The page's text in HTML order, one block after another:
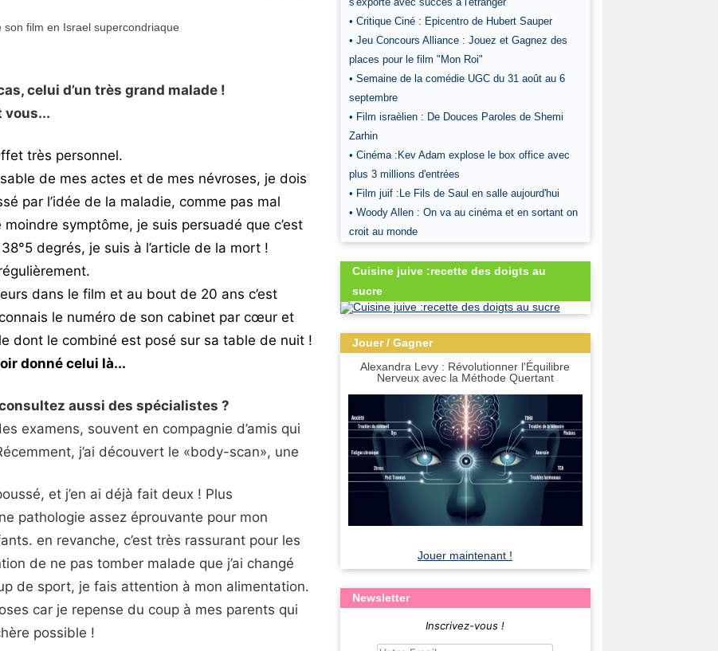
celui d’un très grand malade !
vous...
très personnel.
de mes actes et de mes névroses, je dois
par l’idée de la maladie, comme pas mal
symptôme, je suis persuadé que c’est
degrés, je suis à l’article de la mort !
dans le film et au bout de 20 ans c’est
le numéro de son cabinet par cœur et
dont le combiné est posé sur sa table de nuit !
donné celui là...
aussi des spécialistes ?
examens, souvent en compagnie d’amis qui
j’ai découvert le «body-scan», une
et j’en ai déjà fait deux ! Plus
pathologie assez éprouvante pour mon
en revanche, c’est très rassurant pour les
de ne pas tomber malade que j’ai changé
de sport, je fais attention à mon alimentation.
car je repense du coup à mes parents qui
possible !
• Critique Ciné : Epicentro de Hubert Sauper
• Jeu Concours Alliance : Jouez et Gagnez des
places pour le film "Mon Roi"
• Semaine de la comédie UGC du 31 août au 6
septembre
• Film israèlien : De Douces Paroles de Shemi
Zarhin
• Cinéma :Kev Adam explose le box office avec
plus 3 millions d'entrées
• Film juif :Le Fils de Saul en salle aujourd'hui
• Woody Allen : On va au cinéma et en sortant on
croit au monde
Cuisine juive :recette des doigts au
sucre
Jouer / Gagner
Alexandra Levy : Révolutionner l'Équilibre
Nerveux avec la Méthode Quertant
Jouer maintenant !
Newsletter
Inscrivez-vous !